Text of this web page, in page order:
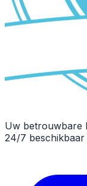
Uw betrouwbare
24/7